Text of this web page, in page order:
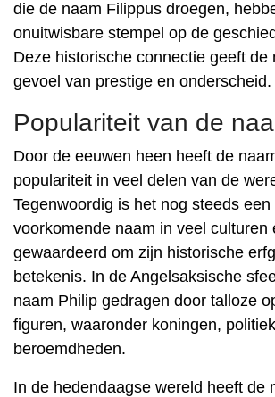
die de naam Filippus droegen,
onuitwisbare stempel op de
Deze historische connectie geeft de
gevoel van prestige en onderscheid.
Populariteit van de
Door de eeuwen heen heeft de
populariteit in veel delen van de
Tegenwoordig is het nog steeds een
voorkomende naam in veel culturen
gewaardeerd om zijn historische
betekenis. In de Angelsaksische
naam Philip gedragen door talloze
figuren, waaronder koningen,
beroemdheden.
In de hedendaagse wereld heeft de